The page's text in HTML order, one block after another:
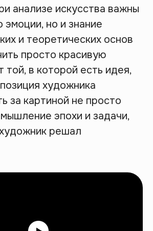
анализе искусства важны
эмоции, но и знание
и теоретических основ
просто красивую
той, в которой есть идея,
художника
за картиной не просто
эпохи и задачи,
решал